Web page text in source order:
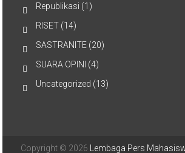
Republikasi (1)
RISET (14)
SASTRANITE (20)
SUARA OPINI (4)
Uncategorized (13)
Copyright © 2026 Lembaga Pers